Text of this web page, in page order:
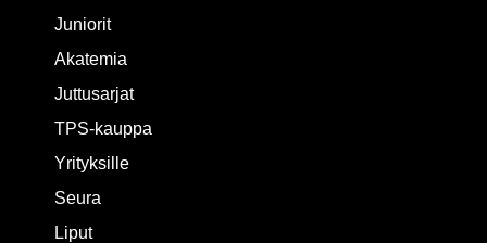
Juniorit
Akatemia
Juttusarjat
TPS-kauppa
Yrityksille
Seura
Liput